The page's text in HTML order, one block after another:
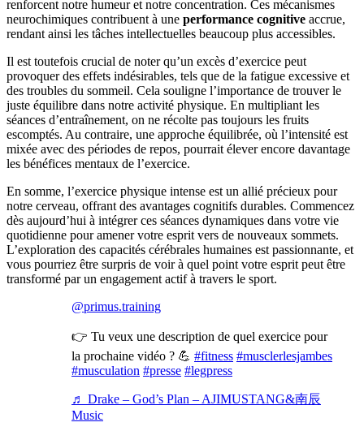
renforcent notre humeur et notre concentration. Ces mécanismes
neurochimiques contribuent à une performance cognitive accrue,
rendant ainsi les tâches intellectuelles beaucoup plus accessibles.
Il est toutefois crucial de noter qu’un excès d’exercice peut
provoquer des effets indésirables, tels que de la fatigue excessive et
des troubles du sommeil. Cela souligne l’importance de trouver le
juste équilibre dans notre activité physique. En multipliant les
séances d’entraînement, on ne récolte pas toujours les fruits
escomptés. Au contraire, une approche équilibrée, où l’intensité est
mixée avec des périodes de repos, pourrait élever encore davantage
les bénéfices mentaux de l’exercice.
En somme, l’exercice physique intense est un allié précieux pour
notre cerveau, offrant des avantages cognitifs durables. Commencez
dès aujourd’hui à intégrer ces séances dynamiques dans votre vie
quotidienne pour amener votre esprit vers de nouveaux sommets.
L’exploration des capacités cérébrales humaines est passionnante, et
vous pourriez être surpris de voir à quel point votre esprit peut être
transformé par un engagement actif à travers le sport.
@primus.training
👉 Tu veux une description de quel exercice pour
la prochaine vidéo ? 💪 #fitness #musclerlesjambes
#musculation #presse #legpress
♬ Drake – God’s Plan – AJIMUSTANG&南辰
Music